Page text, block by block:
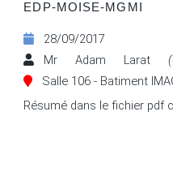
EDP-MOISE-MGMI
28/09/
Mr Adam Larat
Salle 106 - Batiment
Résumé dans le fichier pdf